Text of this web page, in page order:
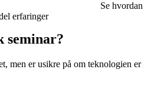
Se hvordan
erfaringer
seminar?
men er usikre på om teknologien er